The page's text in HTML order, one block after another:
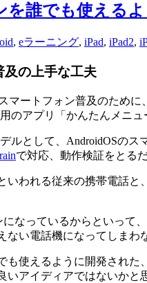
を誰でも使える
, eラーニング, iPad, iPad2,
の上手な工夫
マートフォン普及のため
のアプリ「かんたんメニュ
ルとして、AndroidOSの
で対応、動作検証をとる
いわれる従来の携帯電話と
になっているからといって
ない電話機になってしまわ
も使えるように開発され
いアイディアではないかと